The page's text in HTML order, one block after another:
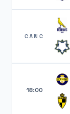
CANC
18:00